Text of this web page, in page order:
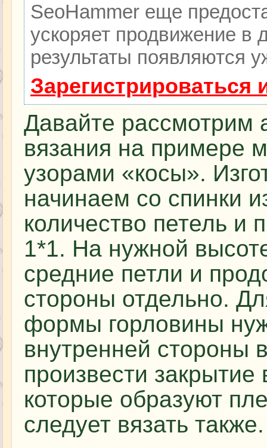
SeoHammer еще
ускоряет продвижение в
результаты появляются
Давайте рассмотрим
вязания на примере
узорами «косы».
начинаем со спинки
количество петель и
1*1. На нужной
средние петли и
стороны отдельно.
формы горловины
внутренней стороны
произвести
которые образуют
следует вязать также.